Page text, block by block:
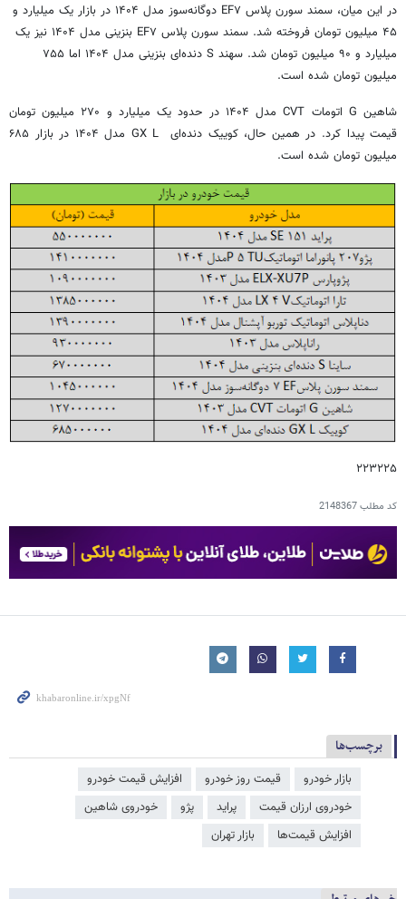
در این میان، سمند سورن پلاس EF۷ دوگانه‌سوز مدل ۱۴۰۴ در بازار یک میلیارد و
۴۵ میلیون تومان فروخته شد. سمند سورن پلاس EF۷ بنزینی مدل ۱۴۰۴ نیز یک
میلیارد و ۹۰ میلیون تومان شد. سهند S دنده‌ای بنزینی مدل ۱۴۰۴ اما ۷۵۵
میلیون تومان شده است.
شاهین G اتومات CVT مدل ۱۴۰۴ در حدود یک میلیارد و ۲۷۰ میلیون تومان
قیمت پیدا کرد. در همین حال، کوییک دنده‌ای GX L مدل ۱۴۰۴ در بازار ۶۸۵
میلیون تومان شده است.
۲۲۳۲۲۵
کد مطلب2148367
برچسب‌ها
بازار خودرو قیمت روز خودرو
افزایش قیمت خودرو
خودروی ارزان قیمت
پراید پژو
خودروی شاهین
افزایش قیمت‌ها
بازار تهران